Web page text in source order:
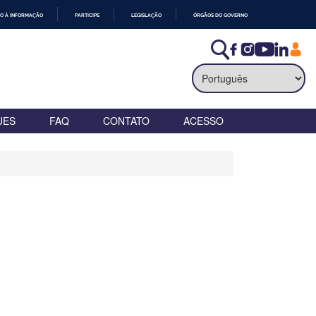
À INFORMAÇÃO PARTICIPE LEGISLAÇÃO ÓRGÃOS DO GOVERNO
FAQ CONTATO ACESSO